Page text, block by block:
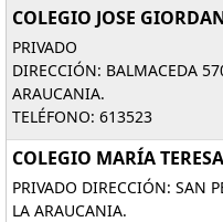
COLEGIO JOSE
PRIVADO
DIRECCIÓN: BALMACEDA
ARAUCANIA.
TELÉFONO: 613523
COLEGIO MARÍA
PRIVADO DIRECCIÓN: SAN
LA ARAUCANIA.